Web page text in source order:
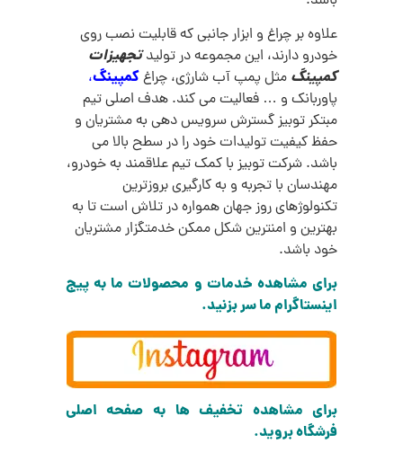
علاوه بر چراغ و ابزار جانبی که قابلیت نصب روی
خودرو دارند، این مجموعه در تولیدتجهیزات
کمپینگ مثل پمپ آب شارژی، چراغکمپینگ،
پاوربانک و … فعالیت می کند. هدف اصلی تیم
مبتکر توبیز گسترش سرویس دهی به مشتریان و
حفظ کیفیت تولیدات خود را در سطح بالا می
باشد. شرکت توبیز با کمک تیم علاقمند به خودرو،
مهندسان با تجربه و به کارگیری بروزترین
تکنولوژهای روز جهان همواره در تلاش است تا به
بهترین و امنترین شکل ممکن خدمتگزار مشتریان
خود باشد.
برای مشاهده خدمات و محصولات ما به پیج
اینستاگرام ما سر بزنید.
برای مشاهده تخفیف ها به صفحه اصلی
فرشگاه بروید.